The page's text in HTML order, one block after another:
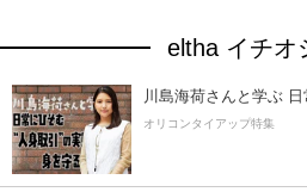
eltha イチオ
川島海荷さんと学ぶ
オリコンタイアップ特集